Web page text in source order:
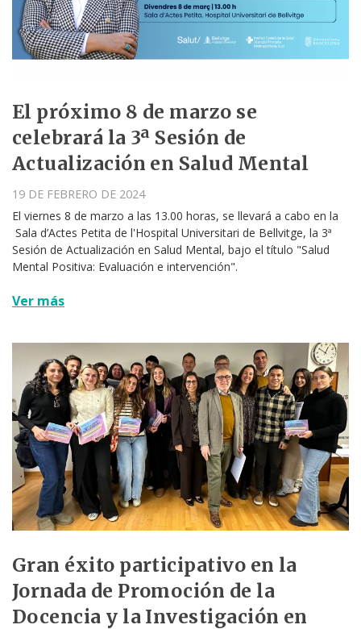
El próximo 8 de marzo se
celebrará la 3ª Sesión de
Actualización en Salud Mental
19 DE FEBRERO DE 2024
El viernes 8 de marzo a las 13.00 horas, se llevará a cabo en la
Sala d’Actes Petita de l'Hospital Universitari de Bellvitge, la 3ª
Sesión de Actualización en Salud Mental, bajo el título "Salud
Mental Positiva: Evaluación e intervención".
Ver más
Gran éxito participativo en la
Jornada de Promoción de la
Docencia y la Investigación en